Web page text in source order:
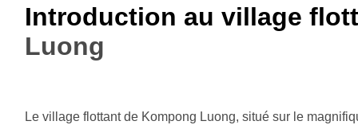
Introduction au village
Luong
Le village flottant de Kompong Luong, situé sur le